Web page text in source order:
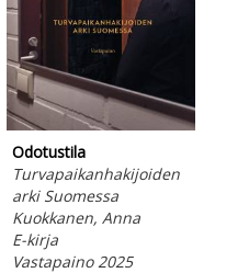
Odotustila
Turvapaikanhakijoiden
arki Suomessa
Kuokkanen, Anna
E-kirja
Vastapaino 2025